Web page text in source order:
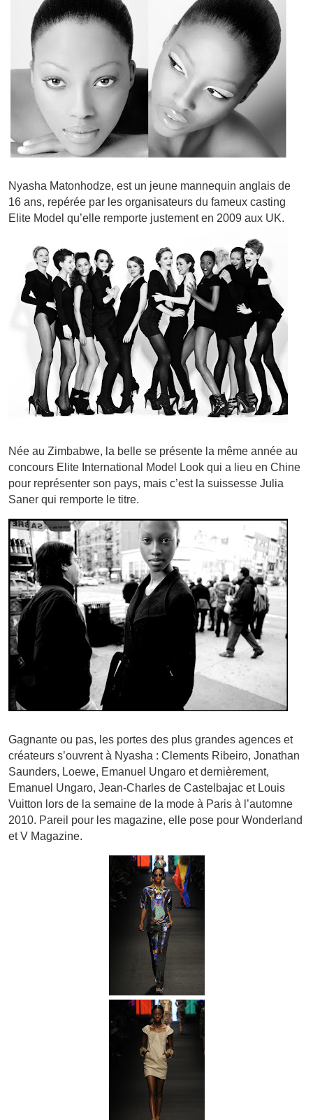
Nyasha Matonhodze, est un jeune mannequin anglais de
16 ans, repérée par les organisateurs du fameux casting
Elite Model qu’elle remporte justement en 2009 aux UK.
Née au Zimbabwe, la belle se présente la même année au
concours Elite International Model Look qui a lieu en Chine
pour représenter son pays, mais c’est la suissesse Julia
Saner qui remporte le titre.
Gagnante ou pas, les portes des plus grandes agences et
créateurs s’ouvrent à Nyasha : Clements Ribeiro, Jonathan
Saunders, Loewe, Emanuel Ungaro et dernièrement,
Emanuel Ungaro, Jean-Charles de Castelbajac et Louis
Vuitton lors de la semaine de la mode à Paris à l’automne
2010. Pareil pour les magazine, elle pose pour Wonderland
et V Magazine.